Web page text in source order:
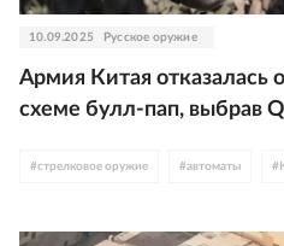
10.09.2025 Русское оружие
Армия Китая отказалась
схеме булл-пап, выбрав
#стрелковое оружие #автоматы #